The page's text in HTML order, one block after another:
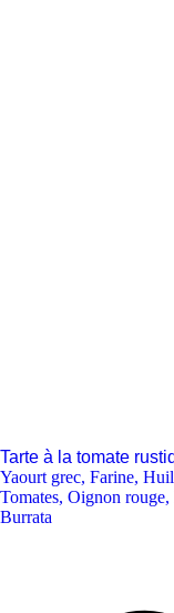
Tarte à la tomate
Yaourt grec, Farine,
Tomates, Oignon rouge,
Burrata